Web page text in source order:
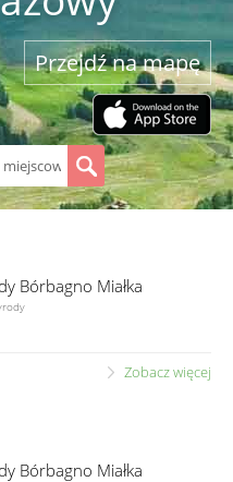
Przejdź na mapę
Bórbagno Miałka
Zobacz więcej
Bórbagno Miałka